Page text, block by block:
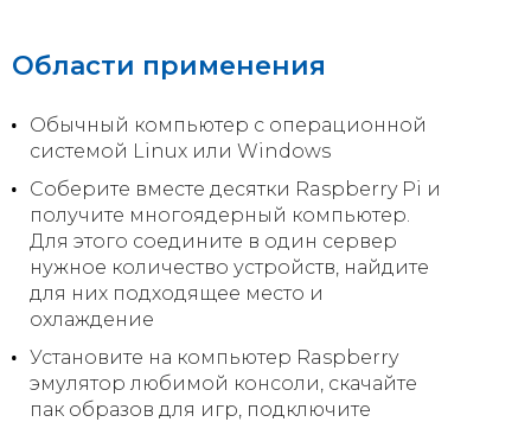
Области применения
Обычный компьютер с операционной
системой Linux или Windows
Соберите вместе десятки Raspberry Pi и
получите многоядерный компьютер.
Для этого соедините в один сервер
нужное количество устройств, найдите
для них подходящее место и
охлаждение
Установите на компьютер Raspberry
эмулятор любимой консоли, скачайте
пак образов для игр, подключите